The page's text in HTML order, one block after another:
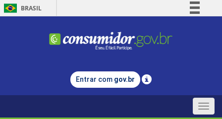
BRASIL
Comunica BR
Legislação
Entrar com gov.br
Toggle